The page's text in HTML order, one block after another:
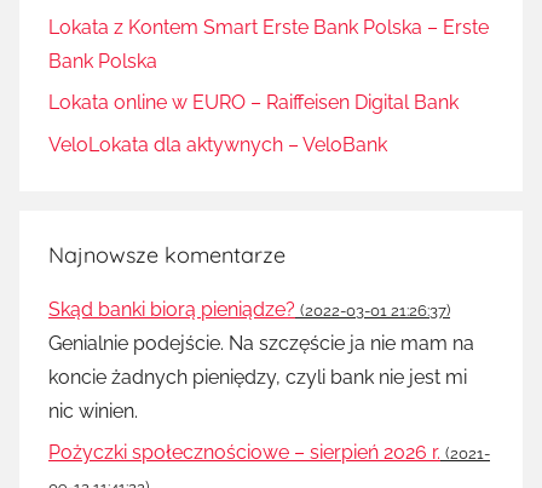
Lokata z Kontem Smart Erste Bank Polska – Erste
Bank Polska
Lokata online w EURO – Raiffeisen Digital Bank
VeloLokata dla aktywnych – VeloBank
Najnowsze komentarze
Skąd banki biorą pieniądze? (2022-03-01 21:26:37)
Genialnie podejście. Na szczęście ja nie mam na
koncie żadnych pieniędzy, czyli bank nie jest mi
nic winien.
Pożyczki społecznościowe – sierpień 2026 r. (2021-